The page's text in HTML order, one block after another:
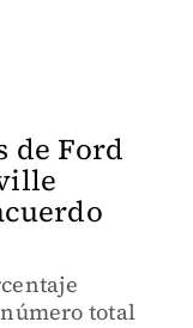
de Ford
total